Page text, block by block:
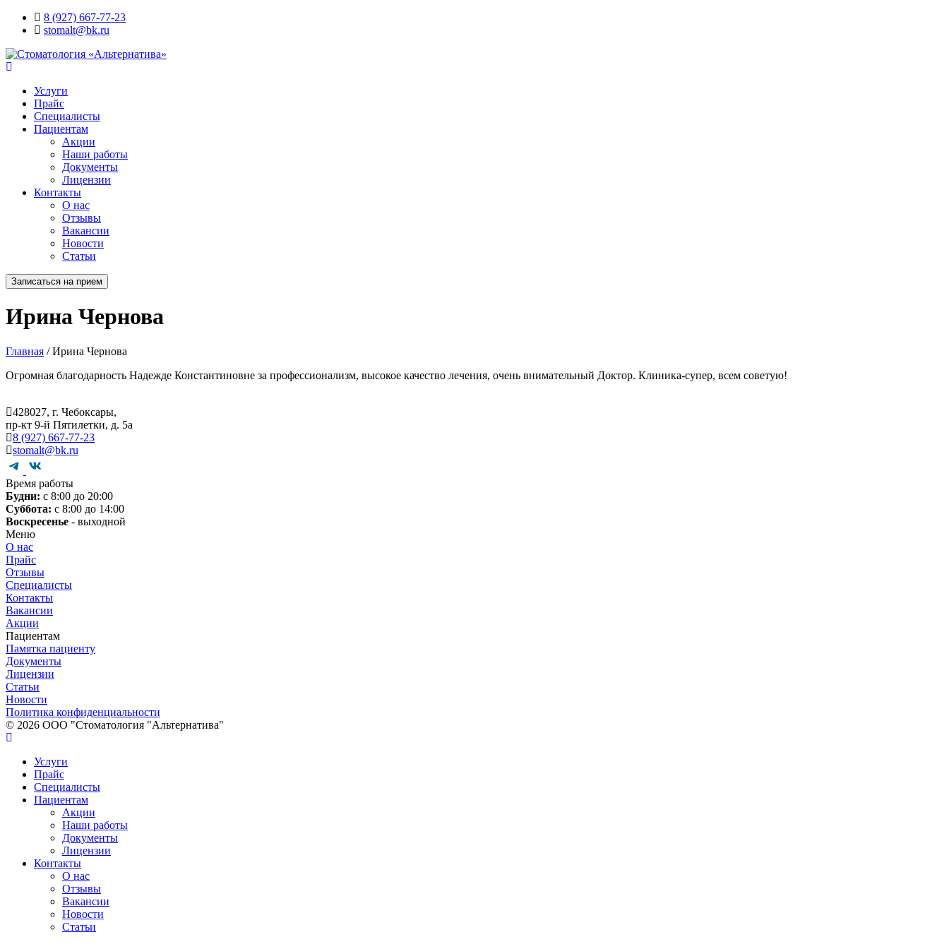
8 (927) 667-77-23
stomalt@bk.ru
Услуги
Прайс
Специалисты
Пациентам
Акции
Наши работы
Документы
Лицензии
Контакты
О нас
Отзывы
Вакансии
Новости
Статьи
Записаться на прием
Ирина Чернова
Главная /Ирина Чернова
Огромная благодарность Надежде Константиновне за профессионализм, высокое качество лечения, очень внимательный Доктор. Клиника-супер, всем советую!
428027, г. Чебоксары,
пр-кт 9-й Пятилетки, д. 5а
8 (927) 667-77-23
stomalt@bk.ru
Время работы
Будни: с 8:00 до 20:00
Суббота: с 8:00 до 14:00
Воскресенье - выходной
Меню
О нас
Прайс
Отзывы
Специалисты
Контакты
Вакансии
Акции
Пациентам
Памятка пациенту
Документы
Лицензии
Статьи
Новости
Политика конфиденциальности
© 2026 ООО "Стоматология "Альтернатива"
Услуги
Прайс
Специалисты
Пациентам
Акции
Наши работы
Документы
Лицензии
Контакты
О нас
Отзывы
Вакансии
Новости
Статьи